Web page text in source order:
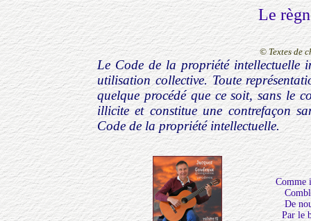
Le
© Textes de
Le Code de la propriété intellectuelle
utilisation collective. Toute
quelque procédé que ce soit, sans le
illicite et constitue une contrefaçon
Code de la propriété intellectuelle.
Comme
De
Par le